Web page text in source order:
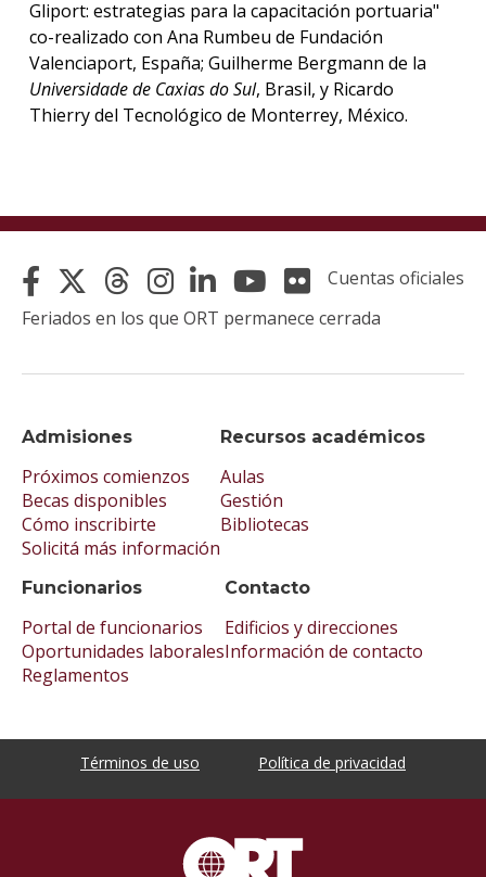
Gliport: estrategias para la capacitación portuaria"
co-realizado con Ana Rumbeu de Fundación
Valenciaport, España; Guilherme Bergmann de la
Universidade de Caxias do Sul, Brasil, y Ricardo
Thierry del Tecnológico de Monterrey, México.
Admisiones
Próximos comienzos
Becas disponibles
Cómo inscribirte
Solicitá más información
Recursos académicos
Aulas
Gestión
Bibliotecas
Funcionarios
Portal de funcionarios
Oportunidades laborales
Reglamentos
Contacto
Edificios y direcciones
Información de contacto
Cuentas oficiales
Feriados en los que ORT permanece cerrada
Términos de uso Política de privacidad